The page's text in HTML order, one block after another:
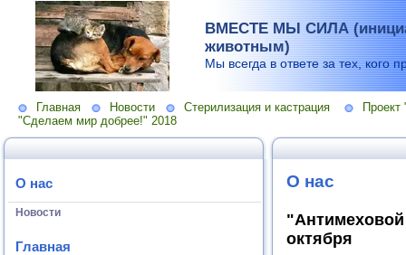
ВМЕСТЕ МЫ СИЛА
животным)
Мы всегда в ответе за тех, кого
Главная Новости Стерилизация и кастрация
"Сделаем мир добрее!" 2018
О нас
Новости
Главная
О нас
октября